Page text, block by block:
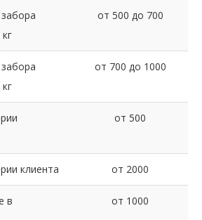
от 500 до 700
от 700 до 1000
от 500
клиента от 2000
в
от 1000